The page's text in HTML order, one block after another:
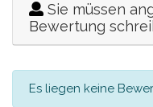
Sie müssen
Bewertung
Es liegen keine